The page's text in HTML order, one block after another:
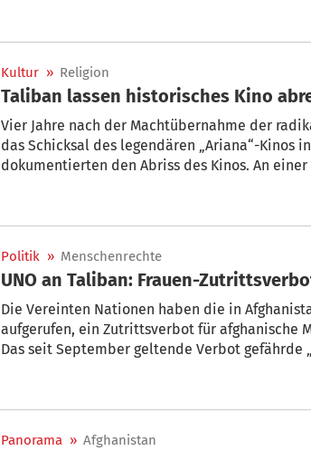
Kultur » Religion
Taliban lassen historisches Kino
Vier Jahre nach der Machtübernahme der
das Schicksal des legendären „Ariana“-Kinos
dokumentierten den Abriss des Kinos. An
Politik » Menschenrechte
UNO an Taliban: Frauen-
Die Vereinten Nationen haben die in
aufgerufen, ein Zutrittsverbot für afghanische
Das seit September geltende Verbot gefährde
Gleichheitsgrundsätze.
Panorama » Afghanistan